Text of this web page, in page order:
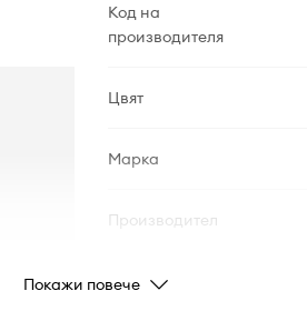
Код на
производителя
Цвят
Марка
Производител
Код на продукта
Покажи повече